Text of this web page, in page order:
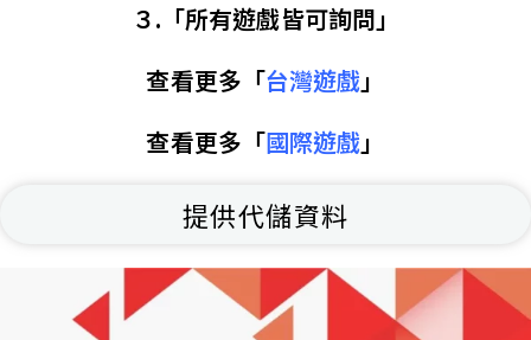
３.「所有遊戲皆可詢問」
查看更多「台灣遊戲」
查看更多「國際遊戲」
提供代儲資料